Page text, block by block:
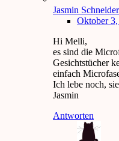
Jasmin Schneider
Oktober
Hi Melli,
es sind die
Gesichtstücher
einfach
Ich lebe noch,
Jasmin
Antworten